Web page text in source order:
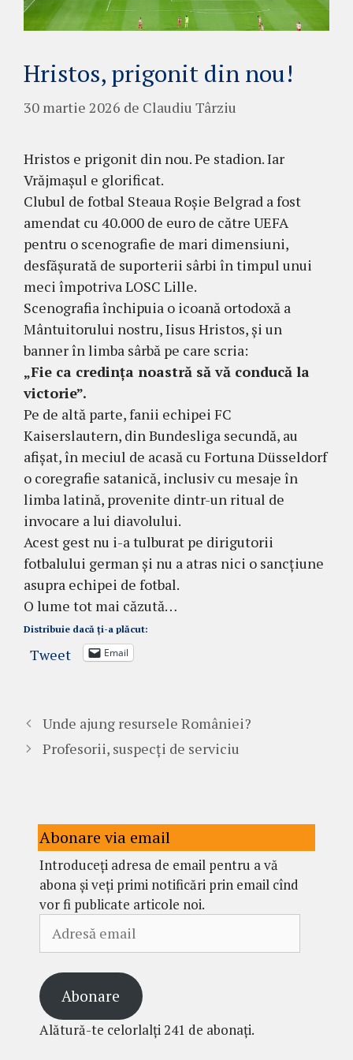
Hristos, prigonit din nou!
30 martie 2026 de Claudiu Târziu
Hristos e prigonit din nou. Pe stadion. Iar
Vrăjmașul e glorificat.
Clubul de fotbal Steaua Roșie Belgrad a fost
amendat cu 40.000 de euro de către UEFA
pentru o scenografie de mari dimensiuni,
desfășurată de suporterii sârbi în timpul unui
meci împotriva LOSC Lille.
Scenografia închipuia o icoană ortodoxă a
Mântuitorului nostru, Iisus Hristos, și un
banner în limba sârbă pe care scria:
„Fie ca credința noastră să vă conducă la
victorie”.
Pe de altă parte, fanii echipei FC
Kaiserslautern, din Bundesliga secundă, au
afișat, în meciul de acasă cu Fortuna Düsseldorf
o coregrafie satanică, inclusiv cu mesaje în
limba latină, provenite dintr-un ritual de
invocare a lui diavolului.
Acest gest nu i-a tulburat pe dirigutorii
fotbalului german și nu a atras nici o sancțiune
asupra echipei de fotbal.
O lume tot mai căzută…
Distribuie dacă ți-a plăcut:
Tweet Email
Unde ajung resursele României?
Profesorii, suspecți de serviciu
Abonare via email
Introduceți adresa de email pentru a vă
abona și veți primi notificări prin email cînd
vor fi publicate articole noi.
email
Abonare
Alătură-te celorlalți 241 de abonați.